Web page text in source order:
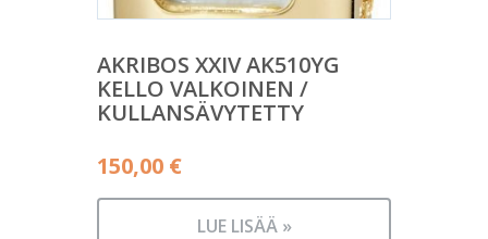
AKRIBOS XXIV AK510YG
KELLO VALKOINEN /
KULLANSÄVYTETTY
150,00 €
LUE LISÄÄ »